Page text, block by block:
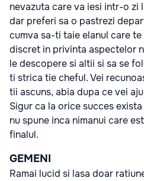
nevazuta care va iesi intr-o zi
dar preferi sa o pastrezi
cumva sa-ti taie elanul care
discret in privinta aspectelor
le descopere si altii si sa se
ti strica tie cheful. Vei
tii ascuns, abia dupa ce vei
Sigur ca la orice succes
nu spune inca nimanui care
finalul.
GEMENI
Ramai lucid si lasa doar